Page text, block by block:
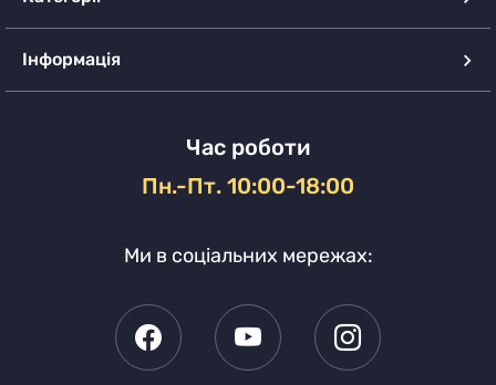
Інформація
Час роботи
Пн.-Пт. 10:00-18:00
Ми в соціальних мережах: